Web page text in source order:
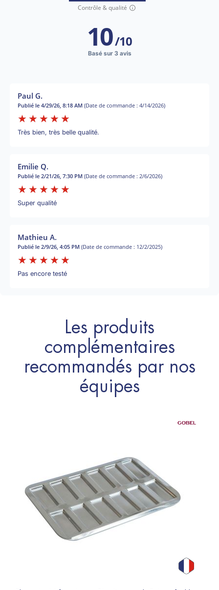
Contrôle & qualité
10/10
Basé sur 3 avis
Paul G.
Publié le 4/29/26, 8:18 AM (Date de commande : 4/14/2026)
Très bien, très belle qualité.
Emilie Q.
Publié le 2/21/26, 7:30 PM (Date de commande : 2/6/2026)
Super qualité
Mathieu A.
Publié le 2/9/26, 4:05 PM (Date de commande : 12/2/2025)
Pas encore testé
Les produits
complémentaires
recommandés par nos
équipes